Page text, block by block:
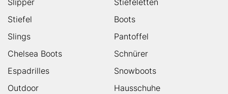
Slipper
Stiefeletten
Stiefel
Boots
Slings
Pantoffel
Chelsea Boots
Schnürer
Espadrilles
Snowboots
Outdoor
Hausschuhe